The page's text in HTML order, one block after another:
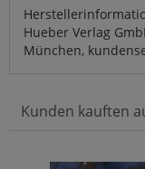
Hueber Verlag
München,
Kunden kauften